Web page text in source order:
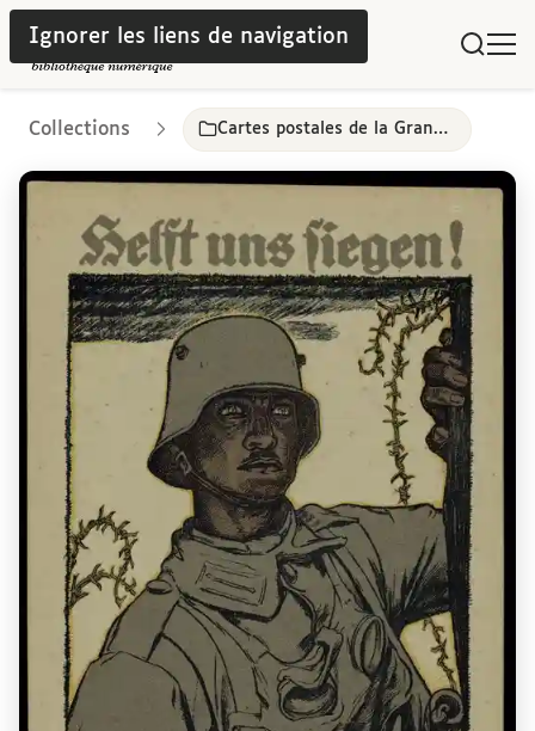
Ignorer les liens de navigation
Collections Cartes postales de la Grande Guerre